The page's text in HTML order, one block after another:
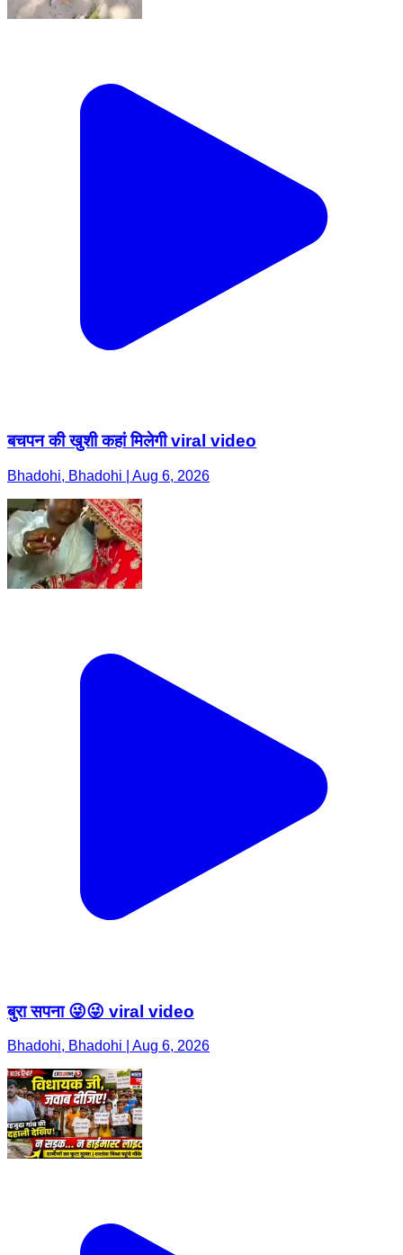
बचपन की खुशी कहां मिलेगी viral video
Bhadohi, Bhadohi | Aug 6, 2026
बुरा सपना 😜😜 viral video
Bhadohi, Bhadohi | Aug 6, 2026